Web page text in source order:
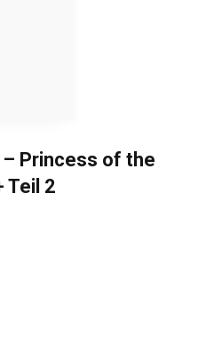
Princess of the
Teil 2